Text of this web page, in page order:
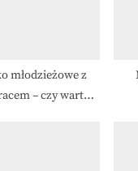
młodzieżowe z
– czy warto